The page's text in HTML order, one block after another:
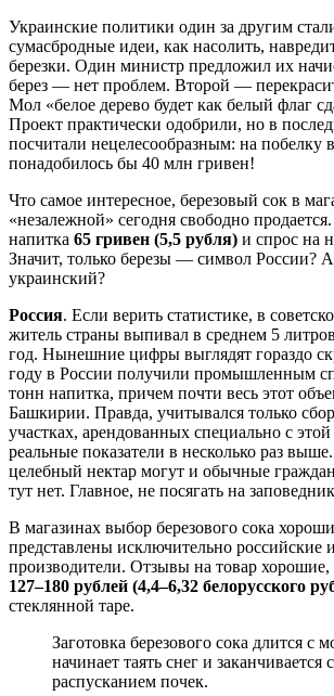
Украинские политики один за другим
сумасбродные идеи, как насолить,
березки. Один министр предложил их
берез — нет проблем. Второй —
Мол «белое дерево будет как белый флаг
Проект практически одобрили, но в
посчитали нецелесообразным: на побелку
понадобилось бы 40 млн гривен!
Что самое интересное, березовый сок в
«незалежной» сегодня свободно
напитка 65 гривен (5,5 рубля) и спрос на
Значит, только березы — символ России?
украинский?
Россия. Если верить статистике, в
житель страны выпивал в среднем 5
год. Нынешние цифры выглядят гораздо
году в России получили промышленным
тонн напитка, причем почти весь этот
Башкирии. Правда, учитывался только
участках, арендованных специально с
реальные показатели в несколько раз
целебный нектар могут и обычные
тут нет. Главное, не посягать на
В магазинах выбор березового сока
представлены исключительно российские
производители. Отзывы на товар
127–180 рублей (4,4–6,32 белорусского
стеклянной таре.
Заготовка березового сока длится с
начинает таять снег и заканчивается с
распусканием почек.